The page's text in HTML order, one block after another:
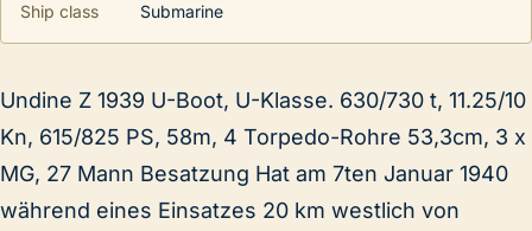
Ship class
Submarine
Undine Z 1939 U-Boot, U-Klasse. 630/730 t, 11.25/10
Kn, 615/825 PS, 58m, 4 Torpedo-Rohre 53,3cm, 3 x
MG, 27 Mann Besatzung Hat am 7ten Januar 1940
während eines Einsatzes 20 km westlich von